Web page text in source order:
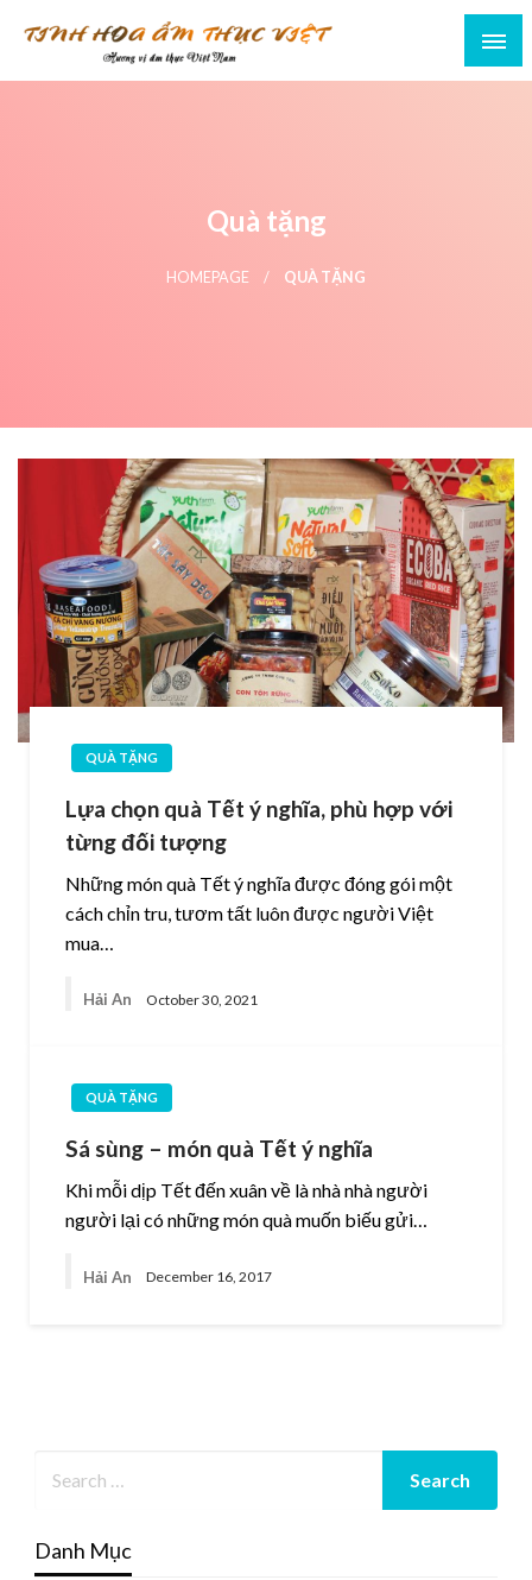
Quà tặng
HOMEPAGE QUÀ TẶNG
QUÀ TẶNG
Lựa chọn quà Tết ý nghĩa, phù hợp với
từng đối tượng
Những món quà Tết ý nghĩa được đóng gói một
cách chỉn tru, tươm tất luôn được người Việt
mua…
Hải An October 30, 2021
QUÀ TẶNG
Sá sùng – món quà Tết ý nghĩa
Khi mỗi dịp Tết đến xuân về là nhà nhà người
người lại có những món quà muốn biếu gửi…
Hải An December 16, 2017
Danh Mục